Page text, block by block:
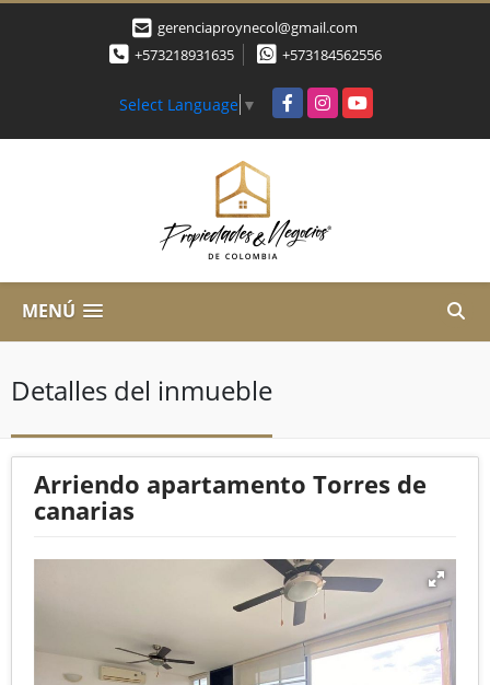
gerenciaproynecol@gmail.com
+573218931635
+573184562556
Select Language ▼ FacebookInstagramYouTube
MENÚ
Detalles del inmueble
Arriendo apartamento Torres de
canarias